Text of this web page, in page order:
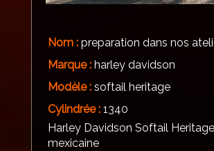
Nom : preparation dans nos
Marque : harley davidson
Modèle : softail heritage
Cylindrée : 1340
Harley Davidson Softail Heritage
mexicaine